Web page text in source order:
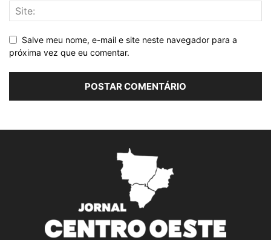
Salve meu nome, e-mail e site neste navegador para a
próxima vez que eu comentar.